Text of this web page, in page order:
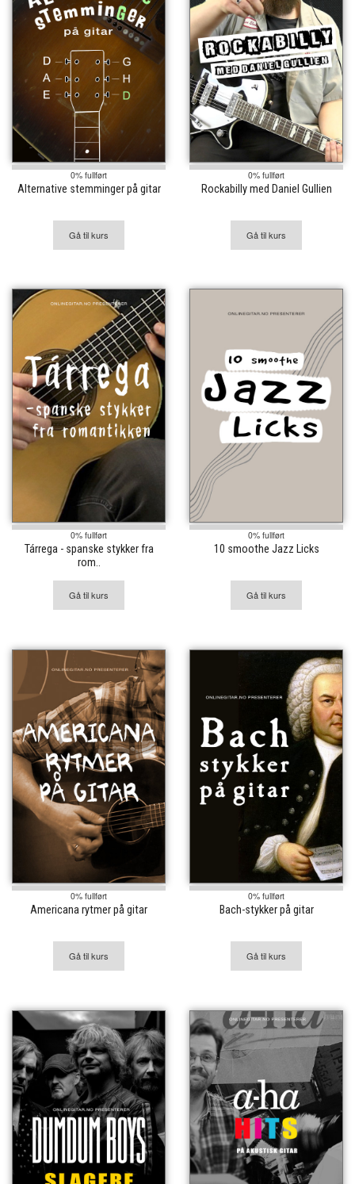
0% fullført
Alternative stemminger på gitar
Gå til kurs
0% fullført
Rockabilly med Daniel Gullien
Gå til kurs
0% fullført
Tárrega - spanske stykker fra
rom..
Gå til kurs
0% fullført
10 smoothe Jazz Licks
Gå til kurs
0% fullført
Americana rytmer på gitar
Gå til kurs
0% fullført
Bach-stykker på gitar
Gå til kurs